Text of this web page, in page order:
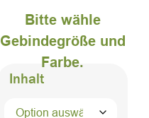
Bitte wähle
Gebindegröße und
Farbe.
Inhalt